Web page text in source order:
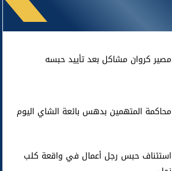
مصير كروان مشاكل بعد تأييد حبسه
محاكمة المتهمين بدهس بائعة الشاي اليوم
استئناف حبس رجل أعمال في واقعة كلب